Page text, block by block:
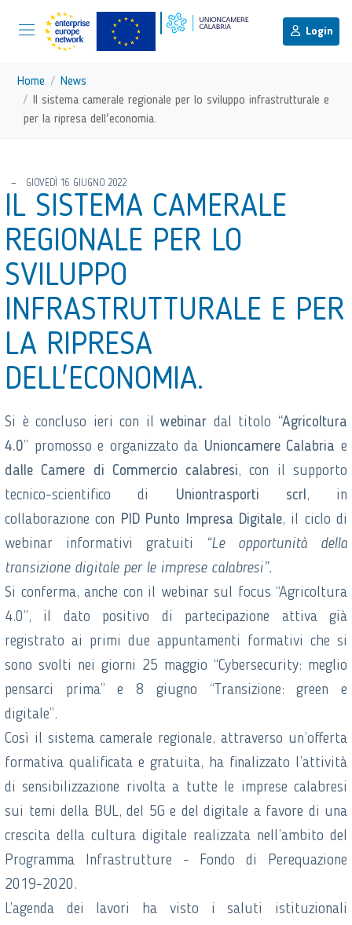
Vai ai contenuti
Login
torna al menu di scelta rapida
Menu di navigazione principale
Home
News
Il sistema camerale regionale per lo sviluppo infrastrutturale e
per la ripresa dell'economia.
GIOVEDÌ 16 GIUGNO 2022
IL SISTEMA CAMERALE
REGIONALE PER LO
SVILUPPO
INFRASTRUTTURALE E PER
LA RIPRESA
DELL'ECONOMIA.
Si è concluso ieri con ilwebinar dal titolo “Agricoltura
4.0” promosso e organizzato da Unioncamere Calabria e
dalle Camere di Commercio calabresi, con il supporto
tecnico-scientifico di Uniontrasporti scrl, in
collaborazione con PID Punto Impresa Digitale, il ciclo di
webinar informativi gratuiti
“Le opportunità della
transizione digitale per le imprese calabresi”.
Si conferma, anche con il webinar sul focus “Agricoltura
4.0”, il dato positivo di partecipazione attiva già
registrato ai primi due appuntamenti formativi che si
sono svolti nei giorni 25 maggio “Cybersecurity: meglio
pensarci prima” e 8 giugno “Transizione: green e
digitale”.
Così il sistema camerale regionale, attraverso un’offerta
formativa qualificata e gratuita, ha finalizzato l’attività
di sensibilizzazione rivolta a tutte le imprese calabresi
sui temi della BUL, del 5G e del digitale a favore di una
crescita della cultura digitale realizzata nell’ambito del
Programma Infrastrutture - Fondo di Perequazione
2019-2020.
L’agenda dei lavori ha visto i saluti istituzionali